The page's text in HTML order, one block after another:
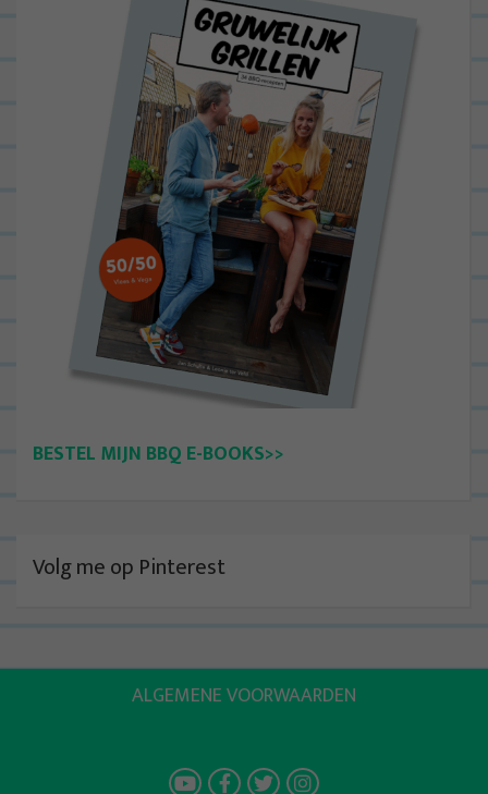
BESTEL MIJN BBQ E-BOOKS>>
Volg me op Pinterest
ALGEMENE VOORWAARDEN